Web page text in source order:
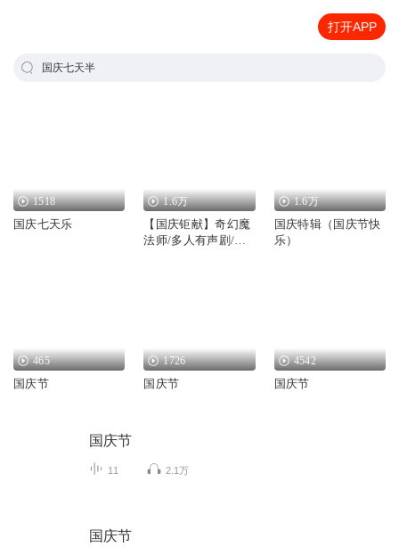
打开APP
国庆七天半
1518
国庆七天乐
1.6万
【国庆钜献】奇幻魔
法师/多人有声剧/国
1.6万
国庆特辑（国庆节快
乐）
465
国庆节
1726
国庆节
4542
国庆节
国庆节
11 2.1万
国庆节